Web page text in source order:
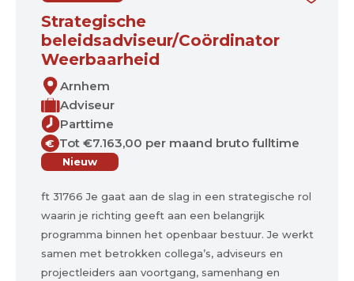
Strategische
beleidsadviseur/Coördinator
Weerbaarheid
Arnhem
Adviseur
Parttime
€ Tot €7.163,00 per maand bruto fulltime
Nieuw
ft 31766 Je gaat aan de slag in een strategische rol
waarin je richting geeft aan een belangrijk
programma binnen het openbaar bestuur. Je werkt
samen met betrokken collega’s, adviseurs en
projectleiders aan voortgang, samenhang en